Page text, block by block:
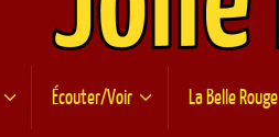
Écouter/Voir La Belle Rouge